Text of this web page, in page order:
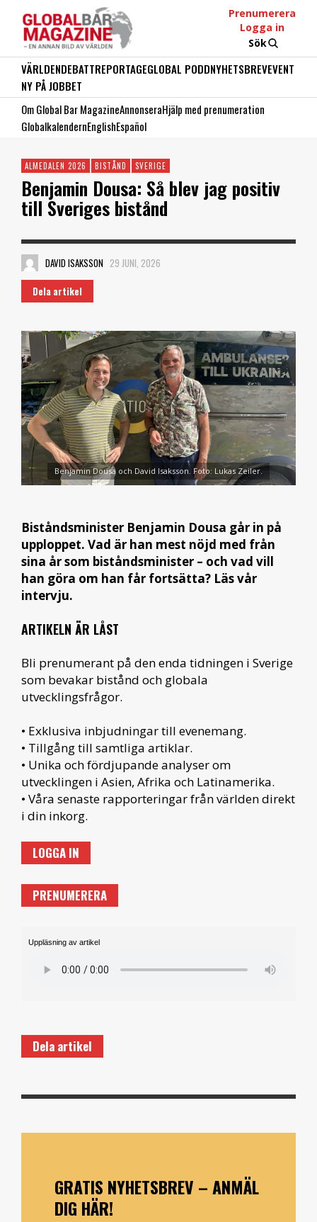
Prenumerera
Logga in
Sök
VÄRLDENDEBATTREPORTAGEGLOBAL PODDNYHETSBREVEVENT
NY PÅ JOBBET
Om Global Bar MagazineAnnonseraHjälp med prenumeration
GlobalkalendernEnglishEspañol
ALMEDALEN 2026 BISTÅND SVERIGE
Benjamin Dousa: Så blev jag positiv
till Sveriges bistånd
DAVID ISAKSSON 29 JUNI, 2026
Dela artikel
Benjamin Dousa och David Isaksson. Foto: Lukas Zeiler.
Biståndsminister Benjamin Dousa går in på
upploppet. Vad är han mest nöjd med från
sina år som biståndsminister – och vad vill
han göra om han får fortsätta? Läs vår
intervju.
ARTIKELN ÄR LÅST
Bli prenumerant på den enda tidningen i Sverige
som bevakar bistånd och globala
utvecklingsfrågor.
• Exklusiva inbjudningar till evenemang.
• Tillgång till samtliga artiklar.
• Unika och fördjupande analyser om
utvecklingen i Asien, Afrika och Latinamerika.
• Våra senaste rapporteringar från världen direkt
i din inkorg.
LOGGA IN
PRENUMERERA
Uppläsning av artikel
Dela artikel
GRATIS NYHETSBREV – ANMÄL
DIG HÄR!